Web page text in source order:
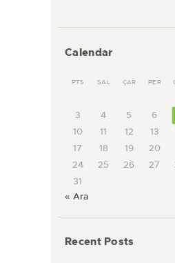
Calendar
PTS SAL ÇAR PER
3
4 5 6
10
11 12 13
17
18 19 20
24
25 26 27
31
« Ara
Recent Posts